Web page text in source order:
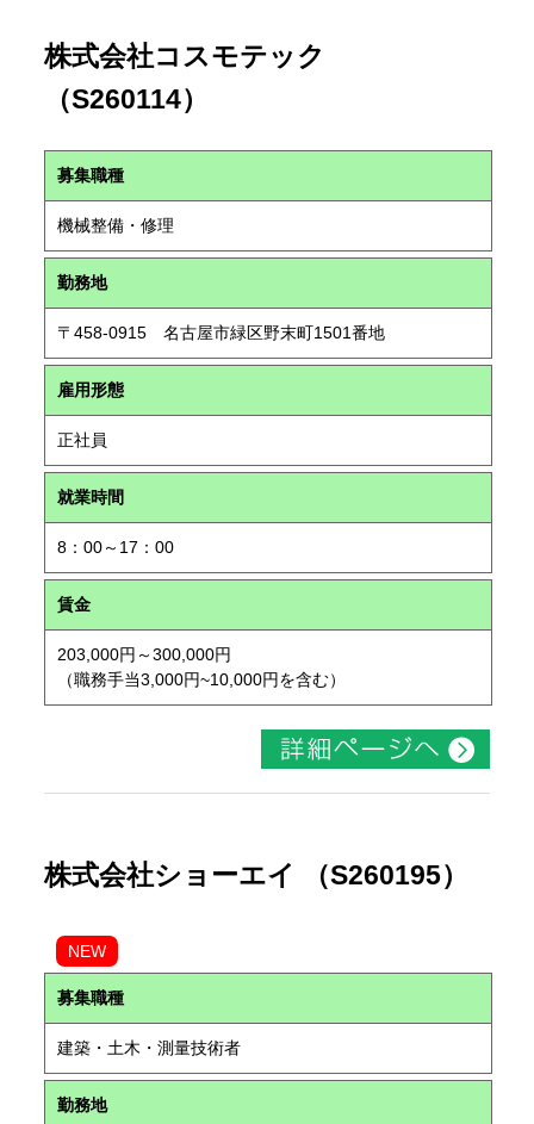
株式会社コスモテック
（S260114）
募集職種
機械整備・修理
勤務地
〒458-0915 名古屋市緑区野末町1501番地
雇用形態
正社員
就業時間
8：00～17：00
賃金
203,000円～300,000円
（職務手当3,000円~10,000円を含む）
株式会社ショーエイ （S260195）
NEW
募集職種
建築・土木・測量技術者
勤務地